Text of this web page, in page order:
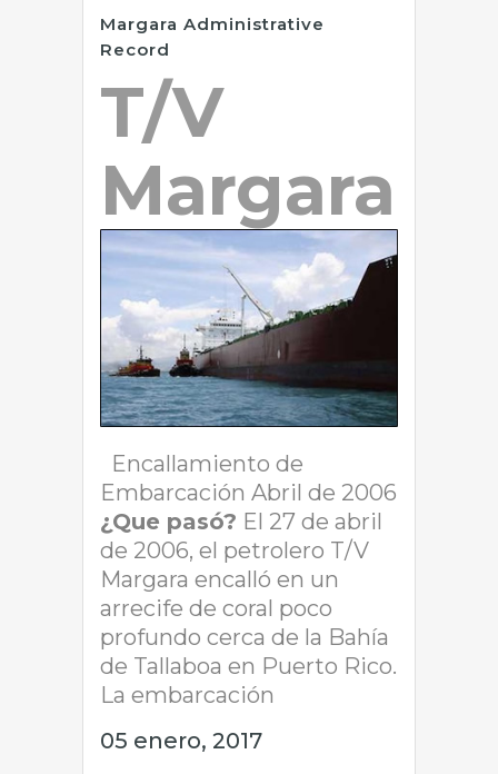
Margara Administrative
Record
T/V
Margara
Encallamiento de
Embarcación Abril de 2006
¿Que pasó? El 27 de abril
de 2006, el petrolero T/V
Margara encalló en un
arrecife de coral poco
profundo cerca de la Bahía
de Tallaboa en Puerto Rico.
La embarcación
05 enero, 2017